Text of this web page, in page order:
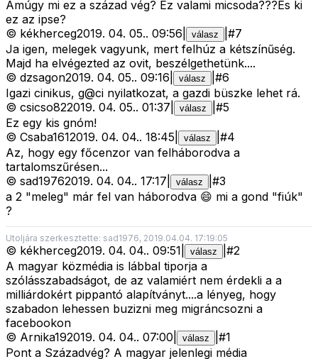
Amúgy mi ez a század vég? Ez valami micsoda???És ki
ez az ipse?
© kékherceg2019. 04. 05.. 09:56 válasz #7
Ja igen, melegek vagyunk, mert felhúz a kétszínűség.
Majd ha elvégezted az ovit, beszélgethetünk....
© dzsagon2019. 04. 05.. 09:16 válasz #6
Igazi cinikus, g@ci nyilatkozat, a gazdi büszke lehet rá.
© csicso822019. 04. 05.. 01:37 válasz #5
Ez egy kis gnóm!
© Csaba1612019. 04. 04.. 18:45 válasz #4
Az, hogy egy főcenzor van felháborodva a
tartalomszűrésen...
© sad19762019. 04. 04.. 17:17 válasz #3
a 2 "meleg" már fel van háborodva 😄 mi a gond "fiúk"
?
Utoljára szerkesztette: sad1976, 2019.04.04. 17:19:05
© kékherceg2019. 04. 04.. 09:51 válasz #2
A magyar közmédia is lábbal tiporja a
szólásszabadságot, de az valamiért nem érdekli a a
milliárdokért pippantó alapítványt....a lényeg, hogy
szabadon lehessen buzizni meg migráncsozni a
facebookon
© Arnika192019. 04. 04.. 07:00 válasz #1
Pont a Századvég? A magyar jelenlegi média